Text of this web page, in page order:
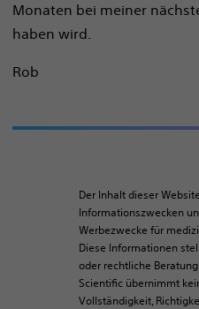
Monaten bei meiner
haben wird.
Rob
Der Inhalt dieser
Informationszwecken
Werbezwecke für
Diese Informationen
oder rechtliche
Scientific übernimmt
Vollständigkeit,